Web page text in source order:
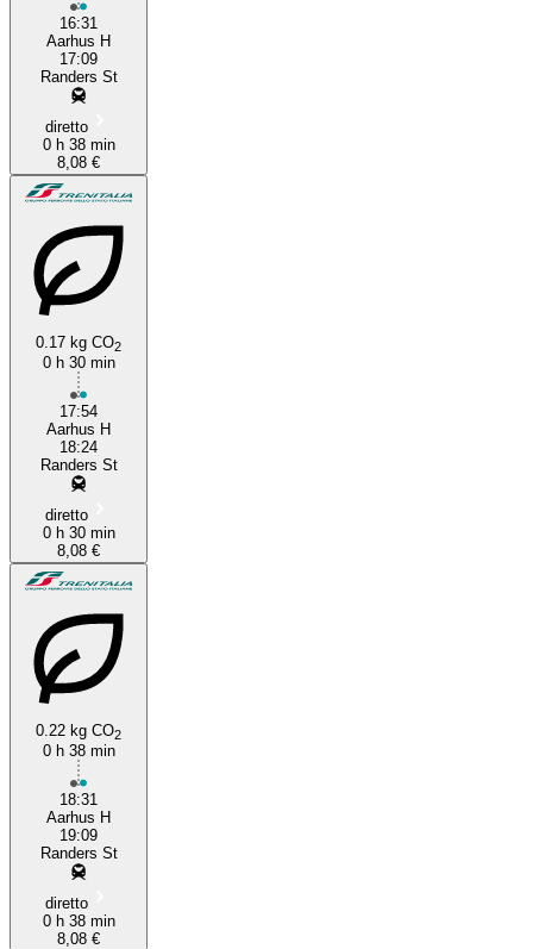
16:31
Aarhus H
17:09
Randers St
diretto
0 h 38 min
8,08 €
0.17 kg CO2
0 h 30 min
17:54
Aarhus H
18:24
Randers St
diretto
0 h 30 min
8,08 €
0.22 kg CO2
0 h 38 min
18:31
Aarhus H
19:09
Randers St
diretto
0 h 38 min
8,08 €